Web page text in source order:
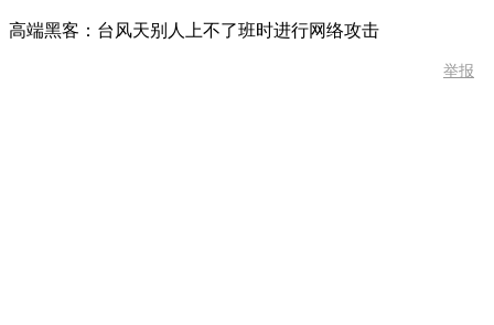
高端黑客：台风天别人上不了班时进行网络攻击
举报